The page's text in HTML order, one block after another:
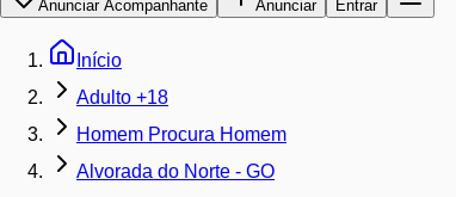
Anunciar Acompanhante Anunciar Entrar
Início
Adulto +18
Homem Procura Homem
Alvorada do Norte - GO